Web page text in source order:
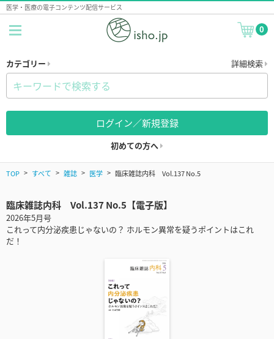
医学・医療の電子コンテンツ配信サービス
0
カテゴリー 詳細検索
ログイン／新規登録
初めての方へ
TOP すべて 雑誌 医学 臨床雑誌内科 Vol.137 No.5
臨床雑誌内科 Vol.137 No.5【電子版】
2026年5月号
これって内分泌疾患じゃないの？ ホルモン異常を疑うポイントはこれ
だ！